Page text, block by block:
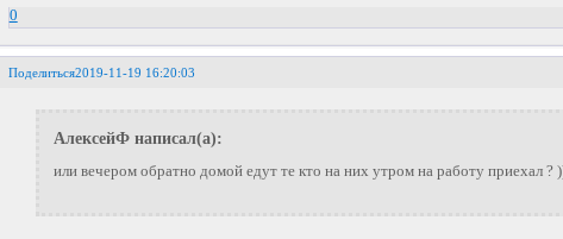
0
Поделиться2019-11-19 16:20:03
АлексейФ написал(а):
или вечером обратно домой едут те кто на них утром на работу приехал ?